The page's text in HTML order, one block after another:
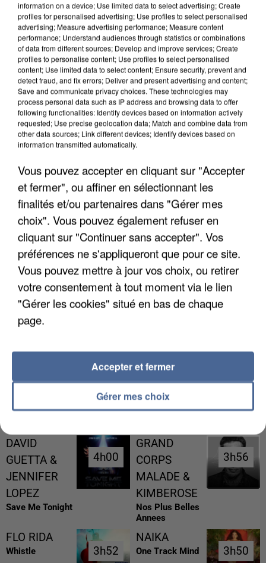
APRÈS TOUTES CES CANICULES, LES REFUGES
DE FAUNE SAUVAGE SONT...
L’UN DES FONDATEURS SUPPOSÉS DE LA DZ
RÉCEMMENT DIFFUSÉ
DAVID
GUETTA &
JENNIFER
LOPEZ
Save Me Tonight
4h00
4h00
GRAND
CORPS
MALADE &
KIMBEROSE
Nos Plus Belles
Annees
3h56
3h56
FLO RIDA
Whistle 3h52
3h52
NAIKA
One Track Mind 3h50
3h50
information on a device; Use limited data to select advertising; Create
profiles for personalised advertising; Use profiles to select personalised
advertising; Measure advertising performance; Measure content
performance; Understand audiences through statistics or combinations
of data from different sources; Develop and improve services; Create
profiles to personalise content; Use profiles to select personalised
content; Use limited data to select content; Ensure security, prevent and
detect fraud, and fix errors; Deliver and present advertising and content;
Save and communicate privacy choices. These technologies may
process personal data such as IP address and browsing data to offer
following functionalities: Identify devices based on information actively
requested; Use precise geolocation data; Match and combine data from
other data sources; Link different devices; Identify devices based on
information transmitted automatically.
Vous pouvez accepter en cliquant sur "Accepter
et fermer", ou affiner en sélectionnant les
finalités et/ou partenaires dans "Gérer mes
choix". Vous pouvez également refuser en
cliquant sur "Continuer sans accepter". Vos
préférences ne s'appliqueront que pour ce site.
Vous pouvez mettre à jour vos choix, ou retirer
votre consentement à tout moment via le lien
"Gérer les cookies" situé en bas de chaque
page.
Gérer mes choix
Accepter et fermer